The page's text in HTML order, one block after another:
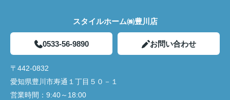
スタイルホーム㈱豊川店
0533-56-9890 お問い合わせ
〒442-0832
愛知県豊川市寿通１丁目５０－１
営業時間： 9:40～18:00